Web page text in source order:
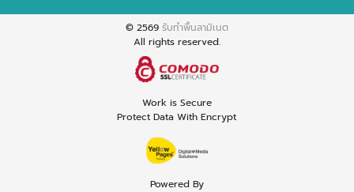
© 2569 รับทำพื้นลามิเนต
All rights reserved.
Work is Secure
Protect Data With Encrypt
Powered By